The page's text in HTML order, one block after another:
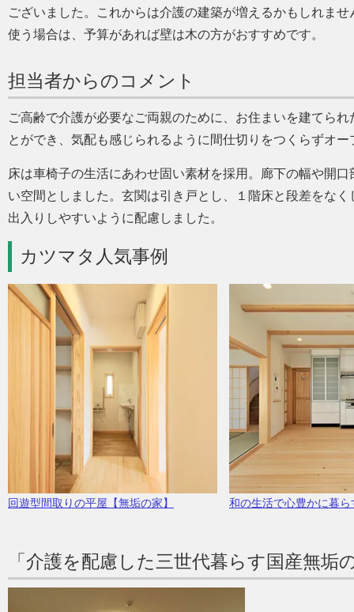
ございました。これからは介護の建築が増えるかもしれま
使う場合は、予算があれば壁は木の方がおすすめです。
担当者からのコメント
ご高齢で介護が必要なご両親のために、お住まいを建てら
とができ、気配も感じられるように間仕切りをつくらずオ
床は車椅子の生活にあわせ固い素材を採用。廊下の幅や開
い空間としました。玄関は引き戸とし、１階床と段差をな
出入りしやすいように配慮しました。
カツマタ人気事例
回遊型間取りの平屋【無垢の家】 和の生活で心豊かに暮ら
「介護を配慮した三世代暮らす国産無垢